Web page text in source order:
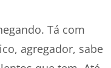
Tá com
agregador, sabe